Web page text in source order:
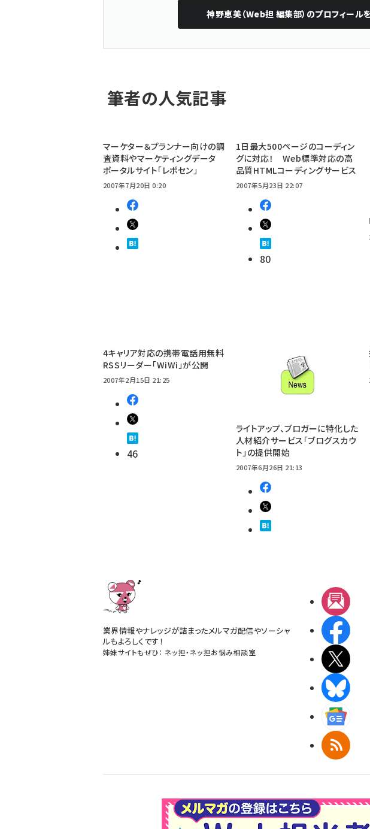
神野恵美（Web担 編集部） のプロフィール
筆者の人気記事
マーケター＆プランナー向けの調
査資料やマーケティングデータ
ポータルサイト「レポセン」
2007年7月20日 0:20
1日最大500ページのコーディン
グに対応！ Web標準対応の高
品質HTMLコーディングサービス
2007年5月23日 22:07
80
4キャリア対応の携帯電話用無料
RSSリーダー「WiWi」が公開
2007年2月15日 21:25
46
ライトアップ、ブロガーに特化した
人材紹介サービス「ブログスカウ
ト」の提供開始
2007年6月26日 21:13
業界情報やナレッジが詰まったメルマガ配信やソーシャ
ルもよろしくです！
姉妹サイトもぜひ： ネッ担・ネッ担お悩み相談室
RSS